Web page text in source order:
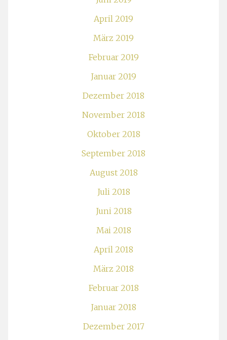
April 2019
März 2019
Februar 2019
Januar 2019
Dezember 2018
November 2018
Oktober 2018
September 2018
August 2018
Juli 2018
Juni 2018
Mai 2018
April 2018
März 2018
Februar 2018
Januar 2018
Dezember 2017